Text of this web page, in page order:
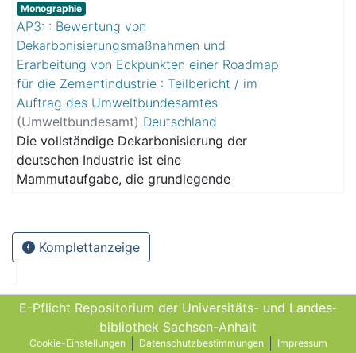
Gesellschaft hat und nur unter Einbindung
aller ⁠Stakeholder⁠ erfolgreich werden kann.
Das Projekt "DekarbInd" hat in
verschiedenen Workshops mit diesen
Stakeholdern gemeinsam Lösungen
erarbeitet.
Monographie
AP3: : Bewertung von
Dekarbonisierungsmaßnahmen und
Erarbeitung von Eckpunkten einer Roadmap
für die Zementindustrie : Teilbericht / im
Auftrag des Umweltbundesamtes
(Umweltbundesamt) Deutschland
Die vollständige Dekarbonisierung der
deutschen Industrie ist eine
Mammutaufgabe, die grundlegende
aller ⁠Stakeholder⁠ erfolgreich werden kann.
Das Projekt "DekarbInd" hat in
Stakeholdern gemeinsam Lösungen
erarbeitet.
Komplettanzeige
E-Pflicht Repositorium der Universitäts- und Landes­
bibliothek Sachsen-Anhalt
Cookie-Einstellungen Datenschutzbestimmungen Impressum